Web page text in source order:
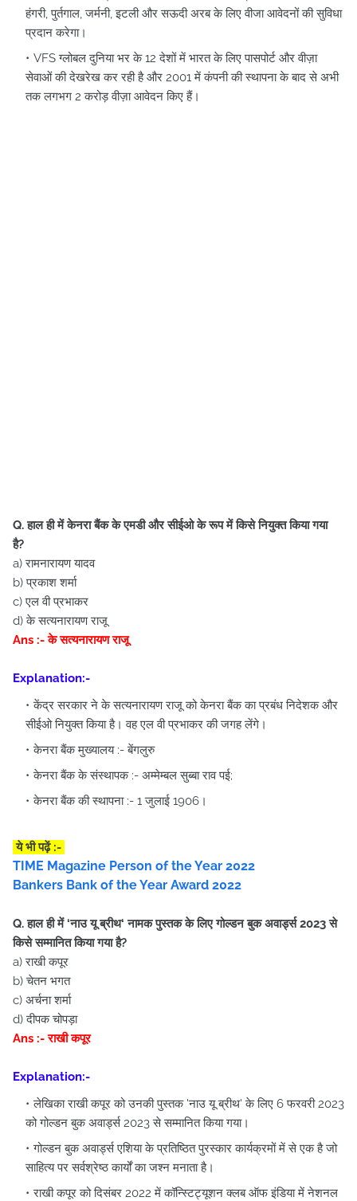
हंगरी, पुर्तगाल, जर्मनी, इटली और सऊदी अरब के लिए वीजा आवेदनों की सुविधा
प्रदान करेगा।
VFS ग्लोबल दुनिया भर के 12 देशों में भारत के लिए पासपोर्ट और वीज़ा
सेवाओं की देखरेख कर रही है और 2001 में कंपनी की स्थापना के बाद से अभी
तक लगभग 2 करोड़ वीज़ा आवेदन किए हैं।
Q. हाल ही में केनरा बैंक के एमडी और सीईओ के रूप में किसे नियुक्त किया गया
है?
a) रामनारायण यादव
b) प्रकाश शर्मा
c) एल वी प्रभाकर
d) के सत्यनारायण राजू
Ans :- के सत्यनारायण राजू
Explanation:-
केंद्र सरकार ने के सत्यनारायण राजू को केनरा बैंक का प्रबंध निदेशक और
सीईओ नियुक्त किया है। वह एल वी प्रभाकर की जगह लेंगे।
केनरा बैंक मुख्यालय :- बेंगलुरु
केनरा बैंक के संस्थापक :- अम्मेम्बल सुब्बा राव पई;
केनरा बैंक की स्थापना :- 1 जुलाई 1906।
ये भी पढ़ें :-
TIME Magazine Person of the Year 2022
Bankers Bank of the Year Award 2022
Q. हाल ही में ‘नाउ यू ब्रीथ‘ नामक पुस्तक के लिए गोल्डन बुक अवार्ड्स 2023 से
किसे सम्मानित किया गया है?
a) राखी कपूर
b) चेतन भगत
c) अर्चना शर्मा
d) दीपक चोपड़ा
Ans :- राखी कपूर
Explanation:-
लेखिका राखी कपूर को उनकी पुस्तक 'नाउ यू ब्रीथ' के लिए 6 फरवरी 2023
को गोल्डन बुक अवार्ड्स 2023 से सम्मानित किया गया।
गोल्डन बुक अवार्ड्स एशिया के प्रतिष्ठित पुरस्कार कार्यक्रमों में से एक है जो
साहित्य पर सर्वश्रेष्ठ कार्यों का जश्न मनाता है।
राखी कपूर को दिसंबर 2022 में कॉन्स्टिट्यूशन क्लब ऑफ इंडिया में नेशनल